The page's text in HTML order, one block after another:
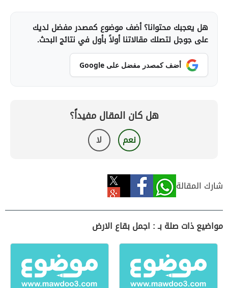
هل يعجبك محتوانا؟ أضف موضوع كمصدر مفضل لديك
على جوجل لتصلك مقالاتنا أولاً بأول في نتائج البحث.
أضف كمصدر مفضل على Google
هل كان المقال مفيداً؟
نعم لا
شارك المقالة
مواضيع ذات صلة بـ : اجمل بقاع الارض